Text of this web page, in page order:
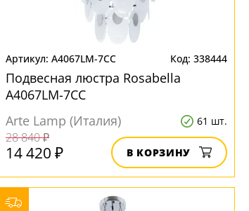
A4067LM-7CC 338444
Подвесная люстра Rosabella
A4067LM-7CC
Arte Lamp (Италия)
61 шт.
28 840 ₽
14 420 ₽ В КОРЗИНУ